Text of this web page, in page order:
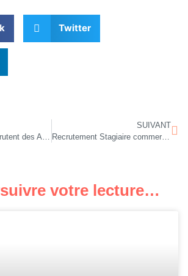
Twitter
SUIVANT
Recrutement Stagiaire commercial.e terrain !
votre lecture…